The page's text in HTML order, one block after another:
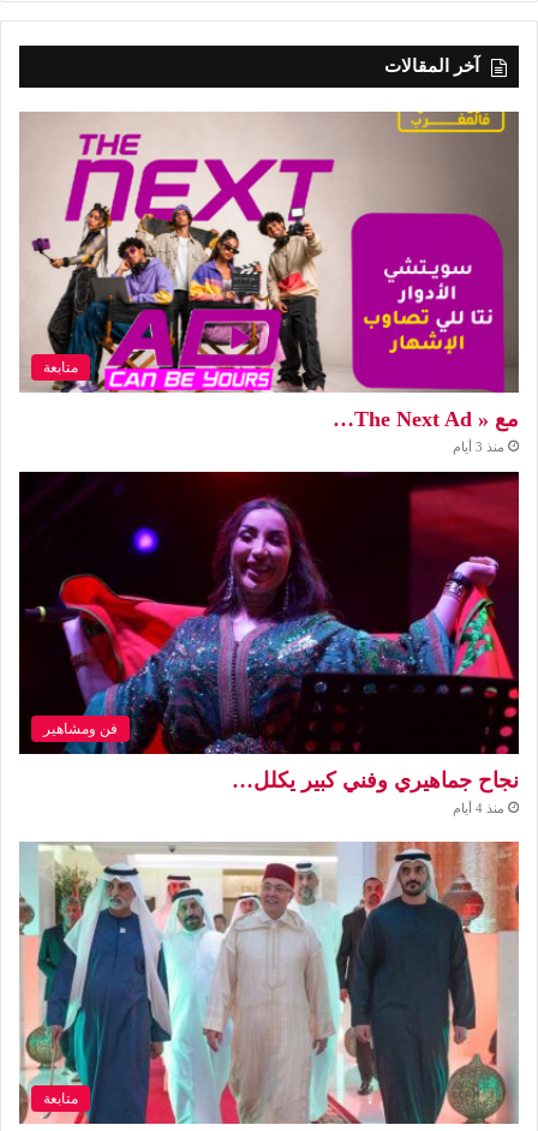
آخر المقالات
متابعة
مع « The Next Ad…
منذ 3 أيام
فن ومشاهير
نجاح جماهيري وفني كبير يكلل…
منذ 4 أيام
متابعة